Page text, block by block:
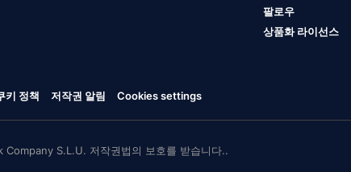
팔로우
상품화 라이선스
키 정책 저작권 알림 Cookies settings
S.L.U. 저작권법의 보호를 받습니다..